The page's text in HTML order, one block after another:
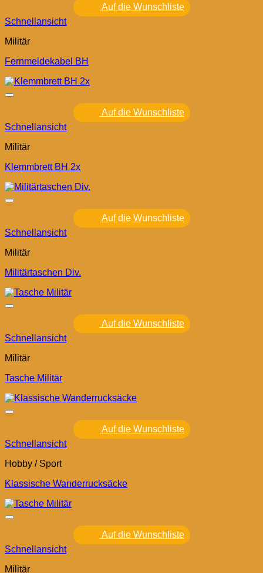
Auf die Wunschliste
Schnellansicht
Militär
Fernmeldekabel BH
Auf die Wunschliste
Schnellansicht
Militär
Klemmbrett BH 2x
Auf die Wunschliste
Schnellansicht
Militär
Militärtaschen Div.
Auf die Wunschliste
Schnellansicht
Militär
Tasche Militär
Auf die Wunschliste
Schnellansicht
Hobby / Sport
Klassische Wanderrucksäcke
Auf die Wunschliste
Schnellansicht
Militär